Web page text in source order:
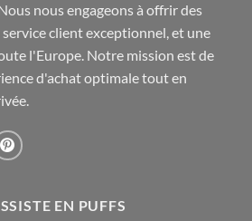
nous engageons à offrir des
client exceptionnel, et une
l'Europe. Notre mission est de
d'achat optimale tout en
EN PUFFS